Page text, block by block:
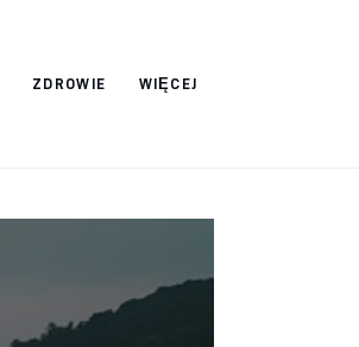
ZDROWIE WIĘCEJ